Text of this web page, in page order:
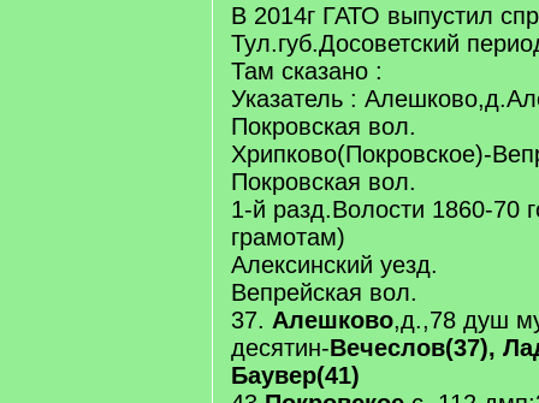
В 2014г ГАТО выпустил
Тул.губ.Досоветский
Там сказано :
Указатель :
Покровская вол.
Хрипково(Покровское)-
Покровская вол.
1-й разд.Волости 1860-70
грамотам)
Алексинский уезд.
Вепрейская вол.
37. Алешково,д.,78 душ
десятин-Вечеслов(37),
Баувер(41)